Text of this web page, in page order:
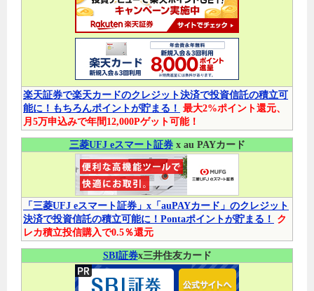
楽天証券で楽天カードのクレジット決済で投資信託の積立可
能に！もちろんポイントが貯まる！ 最大2%ポイント還元、
月5万申込みで年間12,000Pゲット可能！
三菱UFJ eスマート証券x au PAYカード
「三菱UFJ eスマート証券」x「auPAYカード」のクレジット
決済で投資信託の積立可能に！Pontaポイントが貯まる！
ク
レカ積立投信購入で0.5％還元
SBI証券x三井住友カード